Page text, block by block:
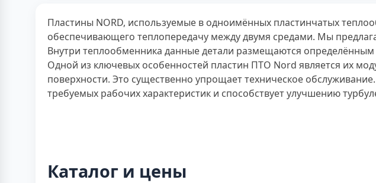
Пластины NORD, используемые в одноимённых пластинчатых
обеспечивающего теплопередачу между двумя средами. Мы
Внутри теплообменника данные детали размещаются
Одной из ключевых особенностей пластин ПТО Nord является их
поверхности. Это существенно упрощает техническое
требуемых рабочих характеристик и способствует улучшению
Каталог и цены